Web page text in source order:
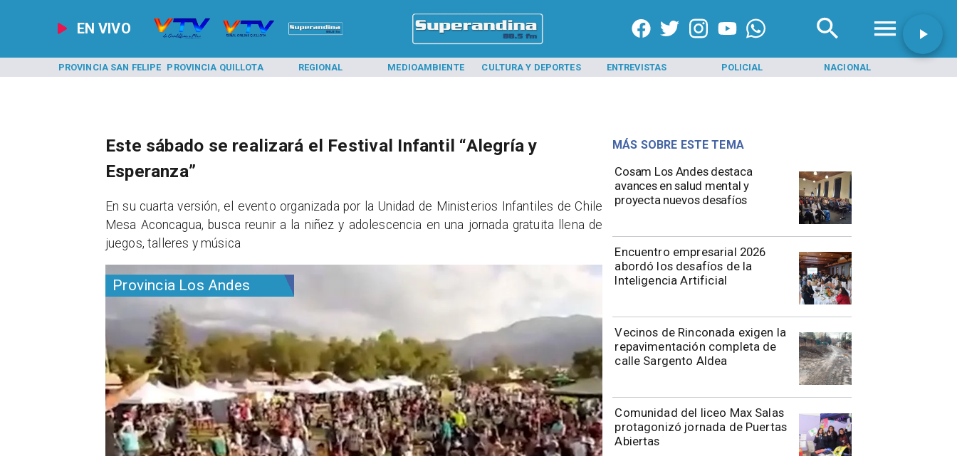
EN VIVO
PROVINCIA SAN FELIPE PROVINCIA QUILLOTA REGIONAL MEDIOAMBIENTE CULTURA Y DEPORTES ENTREVISTAS POLICIAL NACIONAL
Provincia Los Andes
Cosam Los Andes destaca
avances en salud mental y
proyecta nuevos desafíos
Encuentro empresarial 2026
abordó los desafíos de la
Inteligencia Artificial
Vecinos de Rinconada exigen la
repavimentación completa de
calle Sargento Aldea
Comunidad del liceo Max Salas
protagonizó jornada de Puertas
Abiertas
MÁS SOBRE ESTE TEMA
Este sábado se realizará el Festival Infantil “Alegría y
Esperanza”
​En su cuarta versión, el evento organizada por la Unidad de Ministerios Infantiles de Chile
Mesa Aconcagua, busca reunir a la niñez y adolescencia en una jornada gratuita llena de
juegos, talleres y música